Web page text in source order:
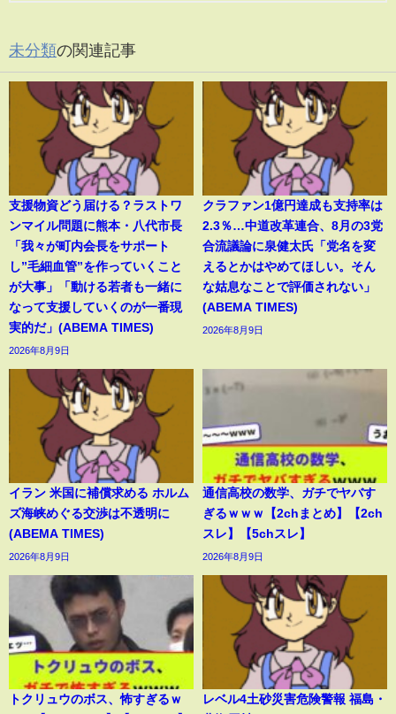
未分類の関連記事
支援物資どう届ける？ラストワ
ンマイル問題に熊本・八代市長
「我々が町内会長をサポート
し”毛細血管”を作っていくこと
が大事」「動ける若者も一緒に
なって支援していくのが一番現
実的だ」(ABEMA TIMES)
2026年8月9日
クラファン1億円達成も支持率は
2.3％…中道改革連合、8月の3党
合流議論に泉健太氏「党名を変
えるとかはやめてほしい。そん
な姑息なことで評価されない」
(ABEMA TIMES)
2026年8月9日
イラン 米国に補償求める ホルム
ズ海峡めぐる交渉は不透明に
(ABEMA TIMES)
2026年8月9日
通信高校の数学、ガチでヤバす
ぎるｗｗｗ【2chまとめ】【2ch
スレ】【5chスレ】
2026年8月9日
トクリュウのボス、怖すぎるｗ
レベル4土砂災害危険警報 福島・